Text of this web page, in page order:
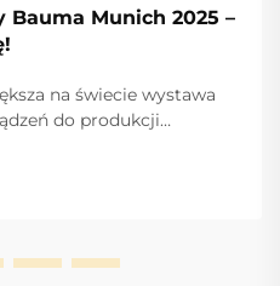
Munich 2025 –
na świecie wystawa
do produkcji
napędzający